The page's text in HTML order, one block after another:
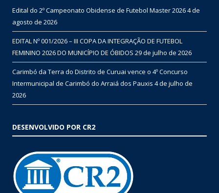
Edital do 2º Campeonato Obidense de Futebol Master 20264 de
agosto de 2026
EDITAL Nº 001/2026 – III COPA DA INTEGRAÇÃO DE FUTEBOL
FEMININO 2026 DO MUNICÍPIO DE ÓBIDOS 29 de julho de 2026
Carimbó da Terra do Distrito de Curuai vence o 4º Concurso
Intermunicipal de Carimbó do Arraiá dos Pauxis 4 de julho de
2026
DESENVOLVIDO POR CR2